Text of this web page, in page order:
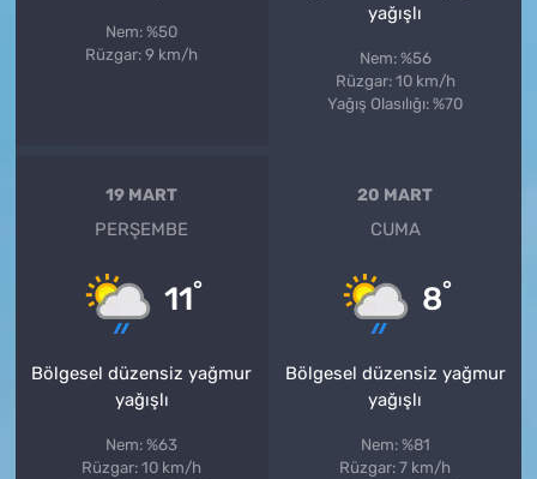
Nem: %50
Rüzgar: 9 km/h
yağışlı
Nem: %56
Rüzgar: 10 km/h
Yağış Olasılığı: %70
19 MART
PERŞEMBE
11°
Bölgesel düzensiz yağmur
yağışlı
Nem: %63
Rüzgar: 10 km/h
20 MART
CUMA
8°
Bölgesel düzensiz yağmur
yağışlı
Nem: %81
Rüzgar: 7 km/h